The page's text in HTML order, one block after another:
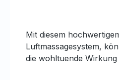
Mit diesem
Luftmassagesystem,
die wohltuende